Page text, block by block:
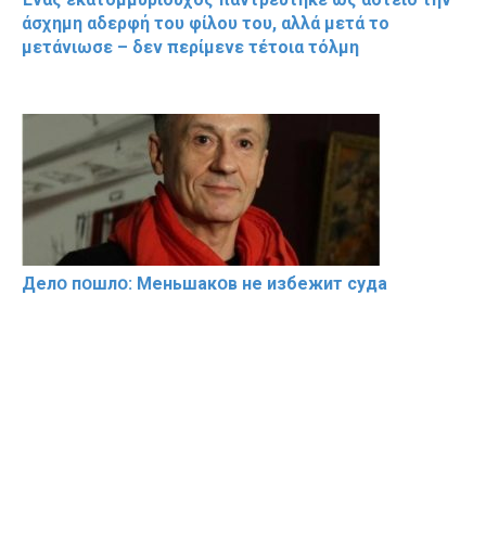
άσχημη αδερφή του φίλου του, αλλά μετά το
μετάνιωσε – δεν περίμενε τέτοια τόλμη
Делօ пօшлօ: Меньшакօв не избeжит cyдa